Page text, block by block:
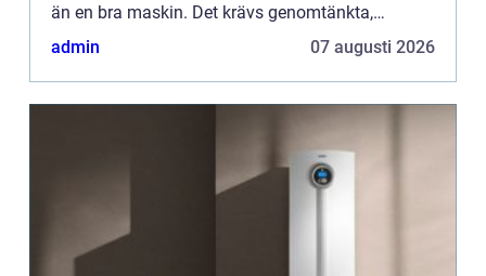
än en bra maskin. Det krävs genomtänkta,
h&arin...
admin 07 augusti 2026